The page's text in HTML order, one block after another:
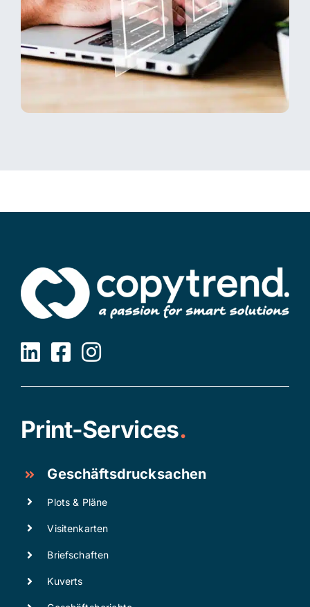
Print-Services.
Geschäftsdrucksachen
Plots & Pläne
Visitenkarten
Briefschaften
Kuverts